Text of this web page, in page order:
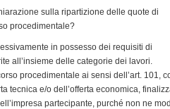
sulla ripartizione delle quote di
procedimentale?
in possesso dei requisiti di
all’insieme delle categorie dei lavori.
procedimentale ai sensi dell’art. 101,
tecnica e/o dell’offerta economica,
partecipante, purché non ne